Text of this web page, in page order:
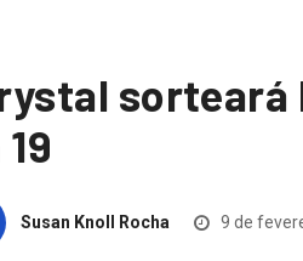
sorteará
Susan Knoll Rocha 9 de